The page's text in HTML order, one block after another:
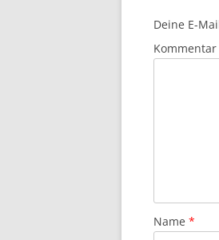
Deine E-
Kommentar
Name *